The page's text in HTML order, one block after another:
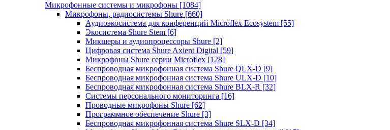
Микрофонные системы и микрофоны [1084]
Микрофоны, радиосистемы Shure [660]
Аудиоэкосистема для конференций Microflex Ecosystem [55]
Экосистема Shure Stem [6]
Микшеры и аудиопроцессоры Shure [2]
Цифровая система Shure Axient Digital [59]
Микрофоны Shure серии Microflex [128]
Беспроводная микрофонная система Shure QLX-D [9]
Беспроводная микрофонная система Shure ULX-D [10]
Беспроводная микрофонная система Shure BLX-R [32]
Системы персонального мониторинга [16]
Проводные микрофоны Shure [62]
Программное обеспечение Shure [3]
Беспроводная микрофонная система Shure SLX-D [34]